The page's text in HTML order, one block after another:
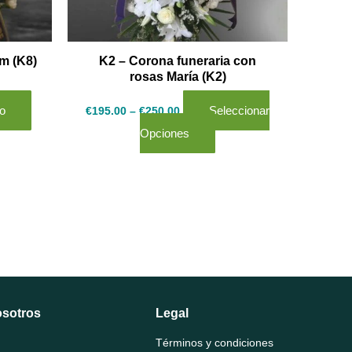
(K8)
K2 – Corona funeraria con
rosas María (K2)
€195.00 – €250.00
Seleccionar
Opciones
pueden
elegir
en
la
página
de
producto
Legal
Términos y condiciones